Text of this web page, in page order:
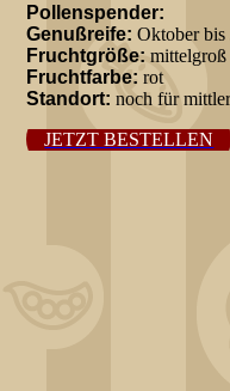
Pollenspender:
Genußreife: Oktober bis
Fruchtgröße:
Fruchtfarbe:rot
Standort:noch für
JETZT BESTELLEN